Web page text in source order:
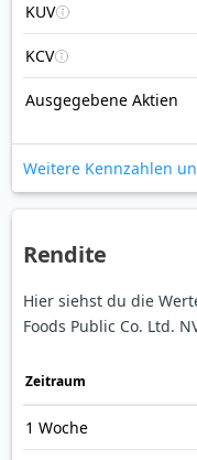
KUV
KCV
Ausgegebene Aktien
Weitere Kennzahlen
Rendite
Hier siehst du die
Foods Public Co. Ltd.
Zeitraum
1 Woche